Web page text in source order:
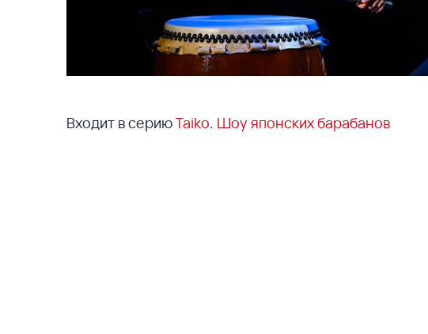
Входит в сериюTaiko. Шоу японских барабанов